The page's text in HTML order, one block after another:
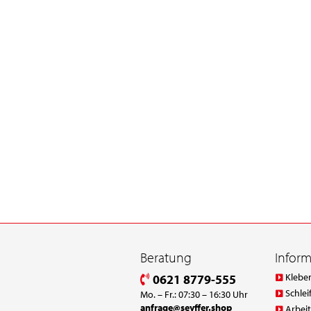
Beratung
0621 8779-555
Mo. – Fr.: 07:30 – 16:30 Uhr
anfrage@seyffer.shop